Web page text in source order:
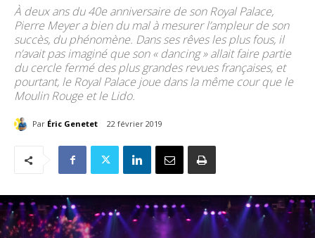
À deux ans du 40e anniversaire de son Royal Palace,
Pierre Meyer a bien du mal à mesurer l’ampleur de son
succès, du phénomène. Dans ses rêves les plus fous, il
n’avait pas imaginé que son « dancing » allait faire partie
du cercle fermé des plus grandes revues françaises, et
pourtant, le Royal Palace joue dans la même cour que le
Moulin Rouge et le Lido.
Par Éric Genetet 22 février 2019